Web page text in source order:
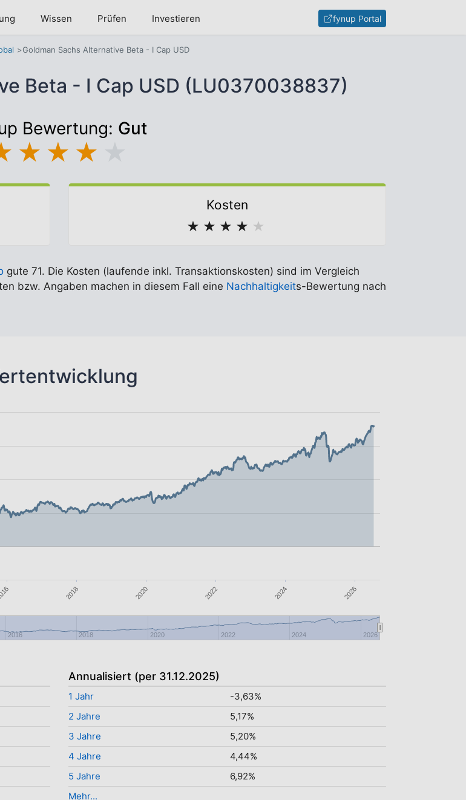
Wissen Prüfen Investieren fynup Portal
Goldman Sachs Alternative Beta - I Cap USD
Beta - I Cap USD (LU0370038837)
Bewertung: Gut
★ ★ ★
Kosten
★ ★ ★ ★ ★
gute 71. Die Kosten (laufende inkl. Transaktionskosten) sind im Vergleich
bzw. Angaben machen in diesem Fall eine Nachhaltigkeits-Bewertung nach
2018 2020 2022 2024 2026
2016 2018 2020 2022 2024 2026
Annualisiert (per 31.12.2025)
1 Jahr
-3,63%
2 Jahre
5,17%
3 Jahre
5,20%
4 Jahre
4,44%
5 Jahre
6,92%
Mehr...